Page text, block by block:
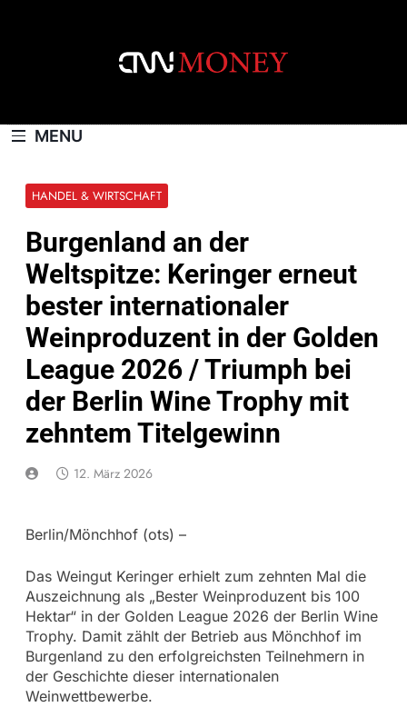
MENU
HANDEL & WIRTSCHAFT
Burgenland an der
Weltspitze: Keringer erneut
bester internationaler
Weinproduzent in der Golden
League 2026 / Triumph bei
der Berlin Wine Trophy mit
zehntem Titelgewinn
12. März 2026
Berlin/Mönchhof (ots) –
Das Weingut Keringer erhielt zum zehnten Mal die
Auszeichnung als „Bester Weinproduzent bis 100
Hektar“ in der Golden League 2026 der Berlin Wine
Trophy. Damit zählt der Betrieb aus Mönchhof im
Burgenland zu den erfolgreichsten Teilnehmern in
der Geschichte dieser internationalen
Weinwettbewerbe.